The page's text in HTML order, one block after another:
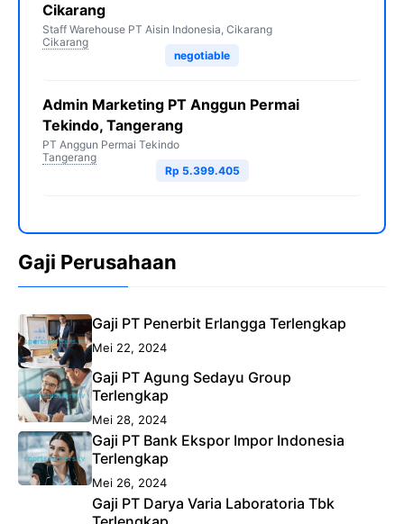
Cikarang
Staff Warehouse PT Aisin Indonesia, Cikarang
Cikarang
negotiable
Admin Marketing PT Anggun Permai
Tekindo, Tangerang
PT Anggun Permai Tekindo
Tangerang
Rp 5.399.405
Gaji Perusahaan
Gaji PT Penerbit Erlangga Terlengkap
Mei 22, 2024
Gaji PT Agung Sedayu Group
Terlengkap
Mei 28, 2024
Gaji PT Bank Ekspor Impor Indonesia
Terlengkap
Mei 26, 2024
Gaji PT Darya Varia Laboratoria Tbk